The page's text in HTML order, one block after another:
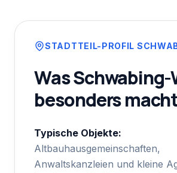
STADTTEIL-PROFIL
WasSchwabing-
besonders
Typische Objekte:
Altbauhausgemeinschaften,
Anwaltskanzleien und kleine